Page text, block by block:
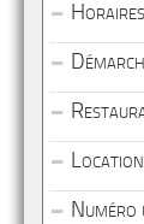
Numéro